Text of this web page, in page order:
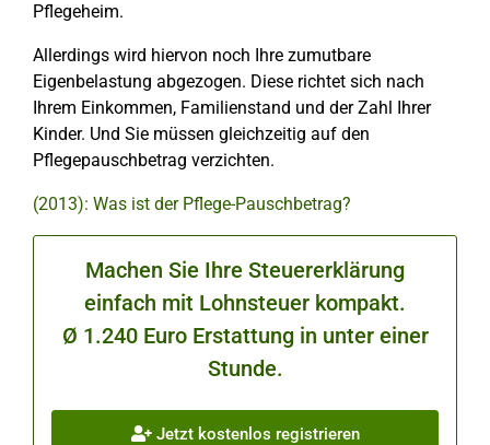
Pflegeheim.
Allerdings wird hiervon noch Ihre zumutbare
Eigenbelastung abgezogen. Diese richtet sich nach
Ihrem Einkommen, Familienstand und der Zahl Ihrer
Kinder. Und Sie müssen gleichzeitig auf den
Pflegepauschbetrag verzichten.
(2013): Was ist der Pflege-Pauschbetrag?
Machen Sie Ihre Steuererklärung
einfach mit Lohnsteuer kompakt.
Ø 1.240 Euro Erstattung in unter einer
Stunde.
Jetzt kostenlos registrieren